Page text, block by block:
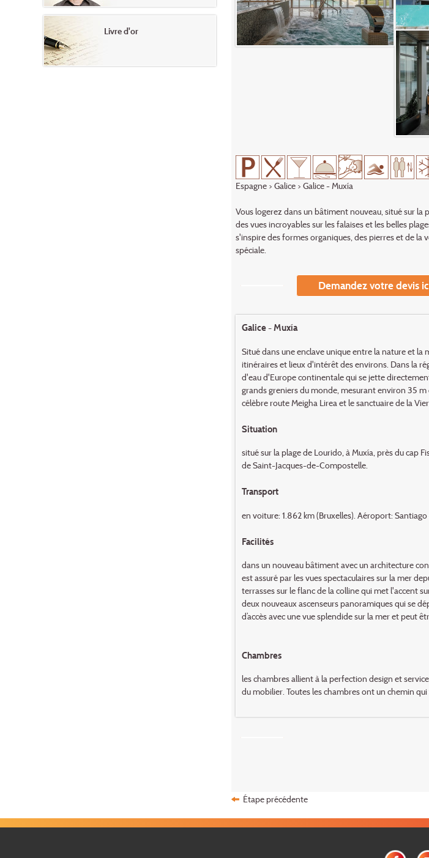
Espagne> Galice> Galice - Muxía
Vous logerez dans un bâtiment nouveau, situé sur
des vues incroyables sur les falaises et les belles
s'inspire des formes organiques, des pierres et de
spéciale.
Demandez votre devis
Galice - Muxía
Situé dans une enclave unique entre la nature et
itinéraires et lieux d'intérêt des environs. Dans la
d'eau d'Europe continentale qui se jette
grands greniers du monde, mesurant environ 35 m
célèbre route Meigha Lirea et le sanctuaire de la
Situation
situé sur la plage de Lourido, à Muxía, près du cap
de Saint-Jacques-de-Compostelle.
Transport
en voiture: 1.862 km (Bruxelles). Aéroport:
Facilités
dans un nouveau bâtiment avec un architecture
est assuré par les vues spectaculaires sur la mer
terrasses sur le flanc de la colline qui met l'accent
deux nouveaux ascenseurs panoramiques qui se
d’accès avec une vue splendide sur la mer et peut
Chambres
les chambres allient à la perfection design et
du mobilier. Toutes les chambres ont un chemin
Étape précédente
Livre d'or